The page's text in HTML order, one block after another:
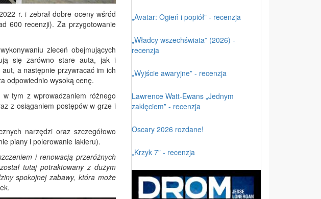
r. i zebrał dobre oceny wśród
600 recenzji). Za przygotowanie
zleceń obejmujących
się zarówno stare auta, jak i
a następnie przywracać im ich
odpowiednio wysoką cenę.
tym z wprowadzaniem różnego
z osiąganiem postępów w grze i
narzędzi oraz szczegółowo
piany i polerowanie lakieru).
i renowacją przeróżnych
tutaj potraktowany z dużym
spokojnej zabawy, która może
„Avatar: Ogień i popiół” - recenzja
„Władcy wszechświata” (2026) -
recenzja
„Wyjście awaryjne” - recenzja
Lawrence Watt-Ewans „Jednym
zaklęciem” - recenzja
Oscary 2026 rozdane!
„Krzyk 7” - recenzja